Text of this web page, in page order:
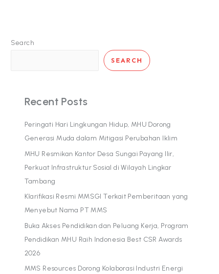
Search
SEARCH
Recent Posts
Peringati Hari Lingkungan Hidup, MHU Dorong
Generasi Muda dalam Mitigasi Perubahan Iklim
MHU Resmikan Kantor Desa Sungai Payang Ilir,
Perkuat Infrastruktur Sosial di Wilayah Lingkar
Tambang
Klarifikasi Resmi MMSGI Terkait Pemberitaan yang
Menyebut Nama PT MMS
Buka Akses Pendidikan dan Peluang Kerja, Program
Pendidikan MHU Raih Indonesia Best CSR Awards
2026
MMS Resources Dorong Kolaborasi Industri Energi